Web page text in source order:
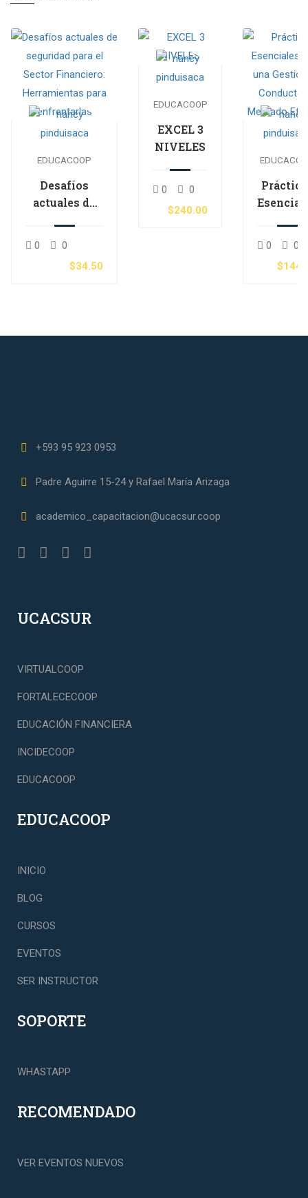
EDUCACOOP
Desafíos
actuales de
Financiero:
Herramientas
0
0
$34.50
EDUCACOOP
EXCEL 3
NIVELES
0
0
$240.00
de
0
0
+593 95 923 0953
Padre Aguirre 15-24 y Rafael María Arizaga
academico_capacitacion@ucacsur.coop
UCACSUR
VIRTUALCOOP
FORTALECECOOP
EDUCACIÓN FINANCIERA
INCIDECOOP
EDUCACOOP
EDUCACOOP
INICIO
BLOG
CURSOS
EVENTOS
SER INSTRUCTOR
SOPORTE
WHASTAPP
RECOMENDADO
VER EVENTOS NUEVOS